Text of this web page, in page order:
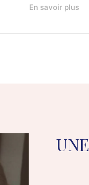
En savoir plus